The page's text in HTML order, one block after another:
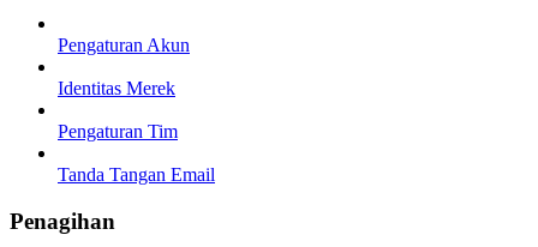
Pengaturan Akun
Identitas Merek
Pengaturan Tim
Tanda Tangan Email
Penagihan